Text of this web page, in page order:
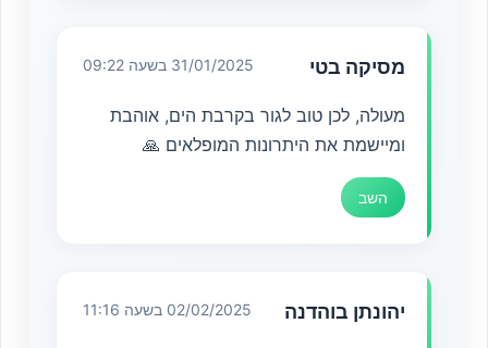
מסיקה בטי 31/01/2025 בשעה 09:22
מעולה, לכן טוב לגור בקרבת הים, אוהבת
ומיישמת את היתרונות המופלאים 🙏
השב
יהונתן בוהדנה 02/02/2025 בשעה 11:16